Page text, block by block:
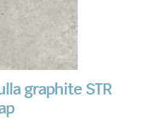
graphite STR